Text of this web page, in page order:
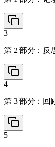
3
第 2 部分：反
4
第 3 部分：回
5